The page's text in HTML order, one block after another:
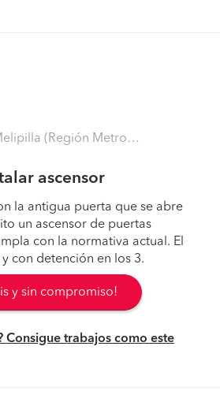
(Región Metropolitana - Melipilla)
ascensor
la antigua puerta que se abre
un ascensor de puertas
con la normativa actual. El
con detención en los 3.
y sin compromiso!
Consigue trabajos como este